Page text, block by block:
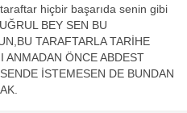
hiçbir başarıda senin gibi
BEY SEN BU
TARAFTARLA TARİHE
ANMADAN ÖNCE ABDEST
İSTEMESEN DE BUNDAN